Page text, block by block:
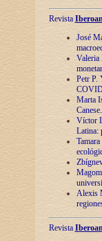
Revista
José
Valeria
Petr P.
Marta
Víctor
Latina:
Alexis
Revista